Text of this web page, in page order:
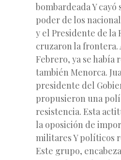
bombardeada Y cayó
poder de los
y el Presidente de la
cruzaron la frontera.
Febrero, ya se había
también Menorca.
presidente del
propusieron una
resistencia. Esta
la oposición de
militares Y políticos
Este grupo,